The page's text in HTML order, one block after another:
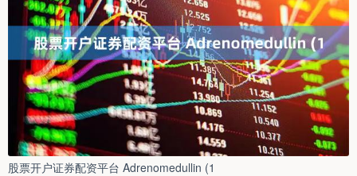
股票开户证券配资平台 Adrenomedullin (1